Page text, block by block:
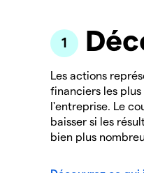
Les actions
financiers les
l'entreprise. Le
baisser si les
bien plus